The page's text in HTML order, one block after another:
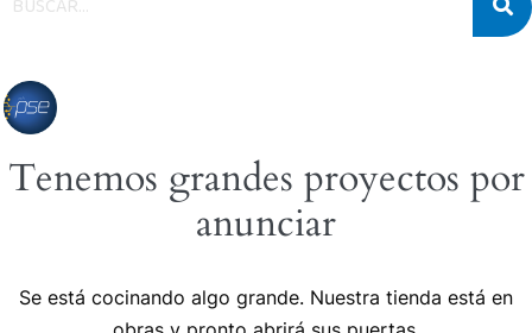
Tenemos grandes proyectos por
anunciar
Se está cocinando algo grande. Nuestra tienda está en